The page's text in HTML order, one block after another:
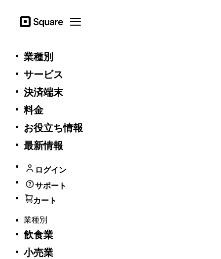
Square Open menu
業種別
サービス
決済端末
料金
お役立ち情報
最新情報
ログイン
サポート
カート
業種別
飲食業
小売業
プロモーション規約 - TOKUMCP3
1つの商品に対して9台まで適用可能です。
購入手続き完了後の割引特典の適用はできません。
する権利を有します。
general
一般利用規約
Square 加盟店およびウェブサイト訪問者の​ための​個人
情報保護方針​
法執行機関などの政府機関に関するリクエスト
Square API 利用規約
Square購入者アカウント利用規約
ハードウェアに関する方針および制限付き保証
商業法人規約